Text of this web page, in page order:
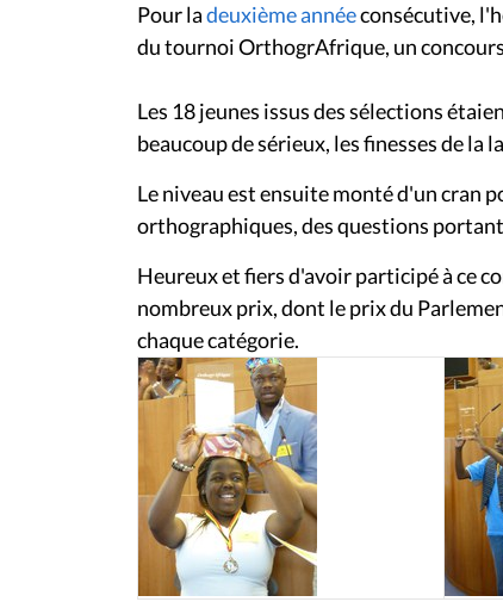
Pour ladeuxième annéeconsécutive,
du tournoi OrthogrAfrique, un
Les 18 jeunes issus des sélections
beaucoup de sérieux, les finesses de
Le niveau est ensuite monté d'un cran
orthographiques, des questions
Heureux et fiers d'avoir participé à ce
nombreux prix, dont le prix du
chaque catégorie.